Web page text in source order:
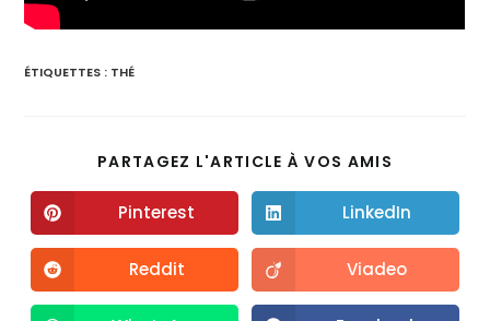
ÉTIQUETTES : THÉ
PARTAGEZ L'ARTICLE À VOS AMIS
Pinterest LinkedIn
Reddit Viadeo